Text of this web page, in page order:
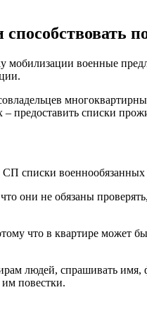
военные
– предоставить списки
списки военнообязанных
они не обязаны
что в квартире может
людей, спрашивать
повестки.